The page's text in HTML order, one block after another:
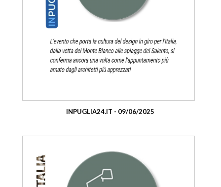
INPUGLIA24.IT - 09/06/2025